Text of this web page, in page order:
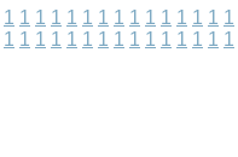
1 1 1 1 1 1 1 1 1 1 1 1 1 1 1
1 1 1 1 1 1 1 1 1 1 1 1 1 1 1